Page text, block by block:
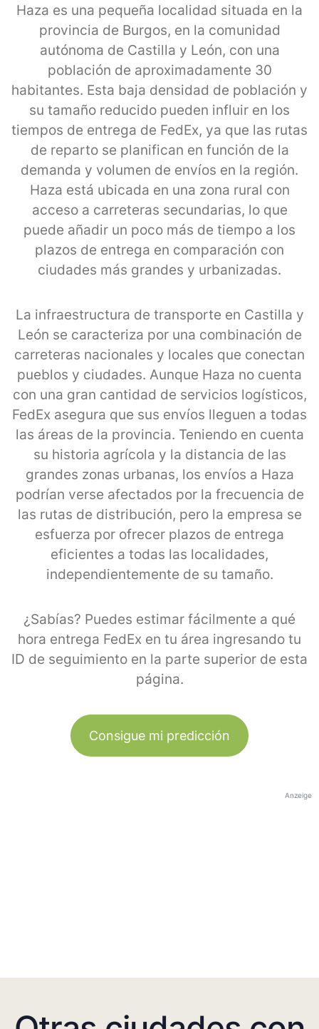
Haza es una pequeña localidad situada en la
provincia de Burgos, en la comunidad
autónoma de Castilla y León, con una
población de aproximadamente 30
habitantes. Esta baja densidad de población y
su tamaño reducido pueden influir en los
tiempos de entrega de FedEx, ya que las rutas
de reparto se planifican en función de la
demanda y volumen de envíos en la región.
Haza está ubicada en una zona rural con
acceso a carreteras secundarias, lo que
puede añadir un poco más de tiempo a los
plazos de entrega en comparación con
ciudades más grandes y urbanizadas.
La infraestructura de transporte en Castilla y
León se caracteriza por una combinación de
carreteras nacionales y locales que conectan
pueblos y ciudades. Aunque Haza no cuenta
con una gran cantidad de servicios logísticos,
FedEx asegura que sus envíos lleguen a todas
las áreas de la provincia. Teniendo en cuenta
su historia agrícola y la distancia de las
grandes zonas urbanas, los envíos a Haza
podrían verse afectados por la frecuencia de
las rutas de distribución, pero la empresa se
esfuerza por ofrecer plazos de entrega
eficientes a todas las localidades,
independientemente de su tamaño.
¿Sabías? Puedes estimar fácilmente a qué
hora entrega FedEx en tu área ingresando tu
ID de seguimiento en la parte superior de esta
página.
Consigue mi predicción
Anzeige